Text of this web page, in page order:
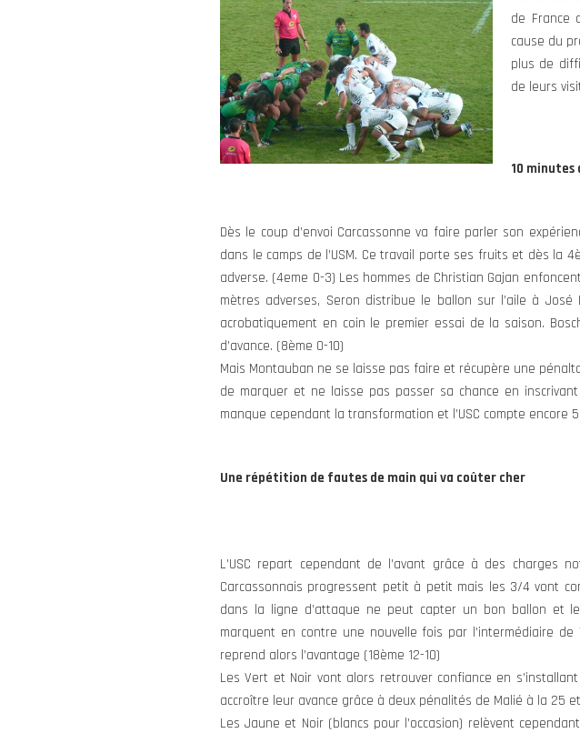
de France
cause du
plus de
de leurs
10
Dès le coup d’envoi Carcassonne va faire parler son
dans le camps de l’USM. Ce travail porte ses fruits et dès la
adverse. (4eme 0-3) Les hommes de Christian Gajan
mètres adverses, Seron distribue le ballon sur l’aile à
acrobatiquement en coin le premier essai de la saison.
d’avance. (8ème 0-10)
Mais Montauban ne se laisse pas faire et récupère une
de marquer et ne laisse pas passer sa chance en
manque cependant la transformation et l’USC compte encore
Une répétition de fautes de main qui va coûter cher
L’USC repart cependant de l’avant grâce à des charges
Carcassonnais progressent petit à petit mais les 3/4 vont
dans la ligne d’attaque ne peut capter un bon ballon et
marquent en contre une nouvelle fois par l’intermédiaire
reprend alors l’avantage (18ème 12-10)
Les Vert et Noir vont alors retrouver confiance en
accroître leur avance grâce à deux pénalités de Malié à la 25
Les Jaune et Noir (blancs pour l’occasion) relèvent